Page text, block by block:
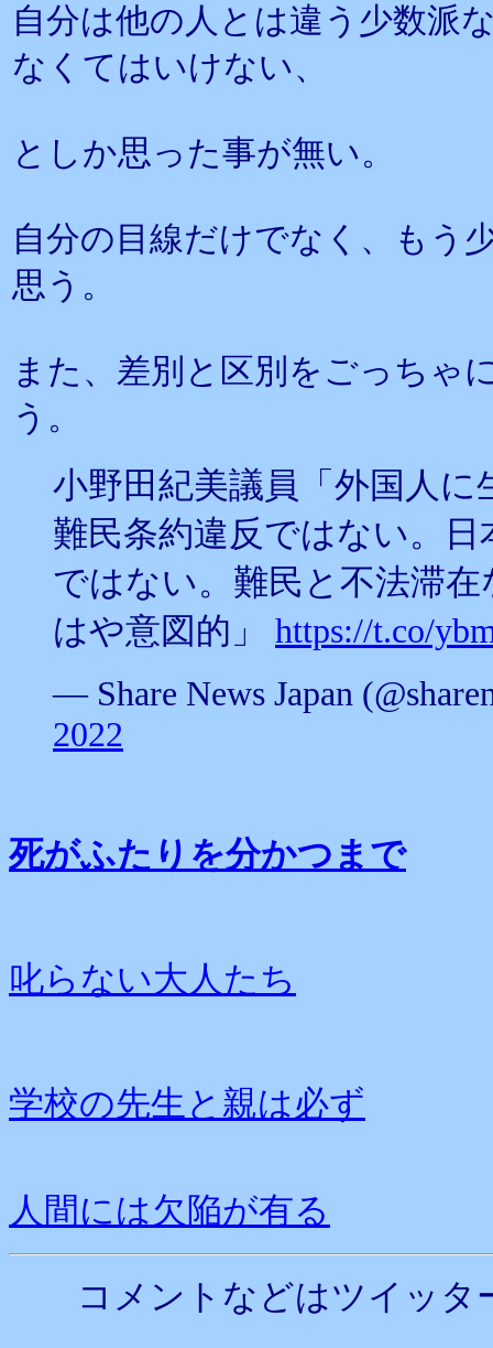
自分は他の人とは違う少数派
なくてはいけない、
としか思った事が無い。
自分の目線だけでなく、もう
思う。
また、差別と区別をごっちゃ
う。
小野田紀美議員「外国人
難民条約違反ではない。
ではない。難民と不法滞
はや意図的」 https://t.co/
— Share News Japan
2022
死がふたりを分かつまで
叱らない大人たち
学校の先生と親は必ず
人間には欠陥が有る
コメントなどはツイッ